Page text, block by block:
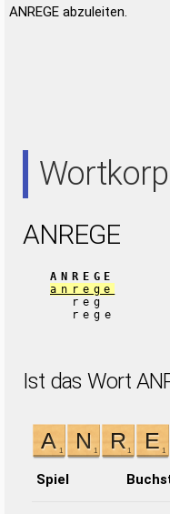
ANREGE abzuleiten.
ANREGE
ANREGE
anrege
reg
rege
Ist das Wort
Spiel